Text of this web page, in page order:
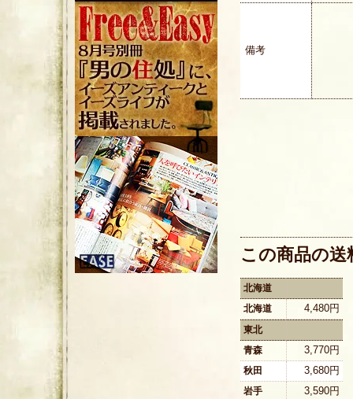
備考
この商品の
北海道
北海道
4,480円
東北
青森
3,770円
秋田 3,680円
岩手 3,590円